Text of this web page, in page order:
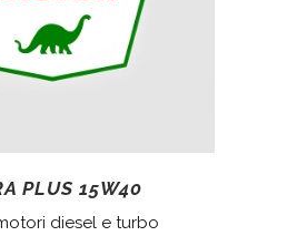
PLUS 15W40
diesel e turbo